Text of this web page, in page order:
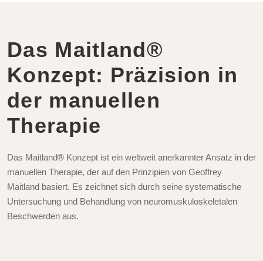
Das Maitland®
Konzept: Präzision in
der manuellen
Therapie
Das Maitland® Konzept ist ein weltweit anerkannter Ansatz in der
manuellen Therapie, der auf den Prinzipien von Geoffrey
Maitland basiert. Es zeichnet sich durch seine systematische
Untersuchung und Behandlung von neuromuskuloskeletalen
Beschwerden aus.